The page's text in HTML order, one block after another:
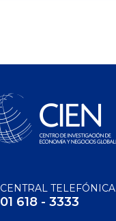
CENTRAL TELEFÓNICA
01 618 - 3333